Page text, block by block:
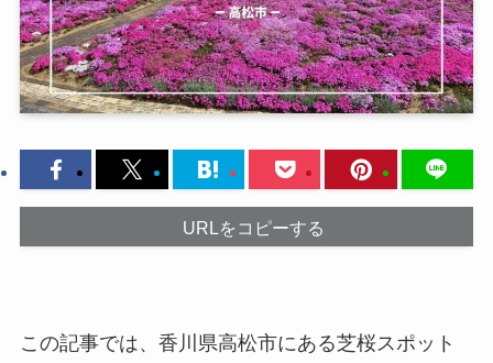
URLをコピーする
この記事では、香川県高松市にある芝桜スポット